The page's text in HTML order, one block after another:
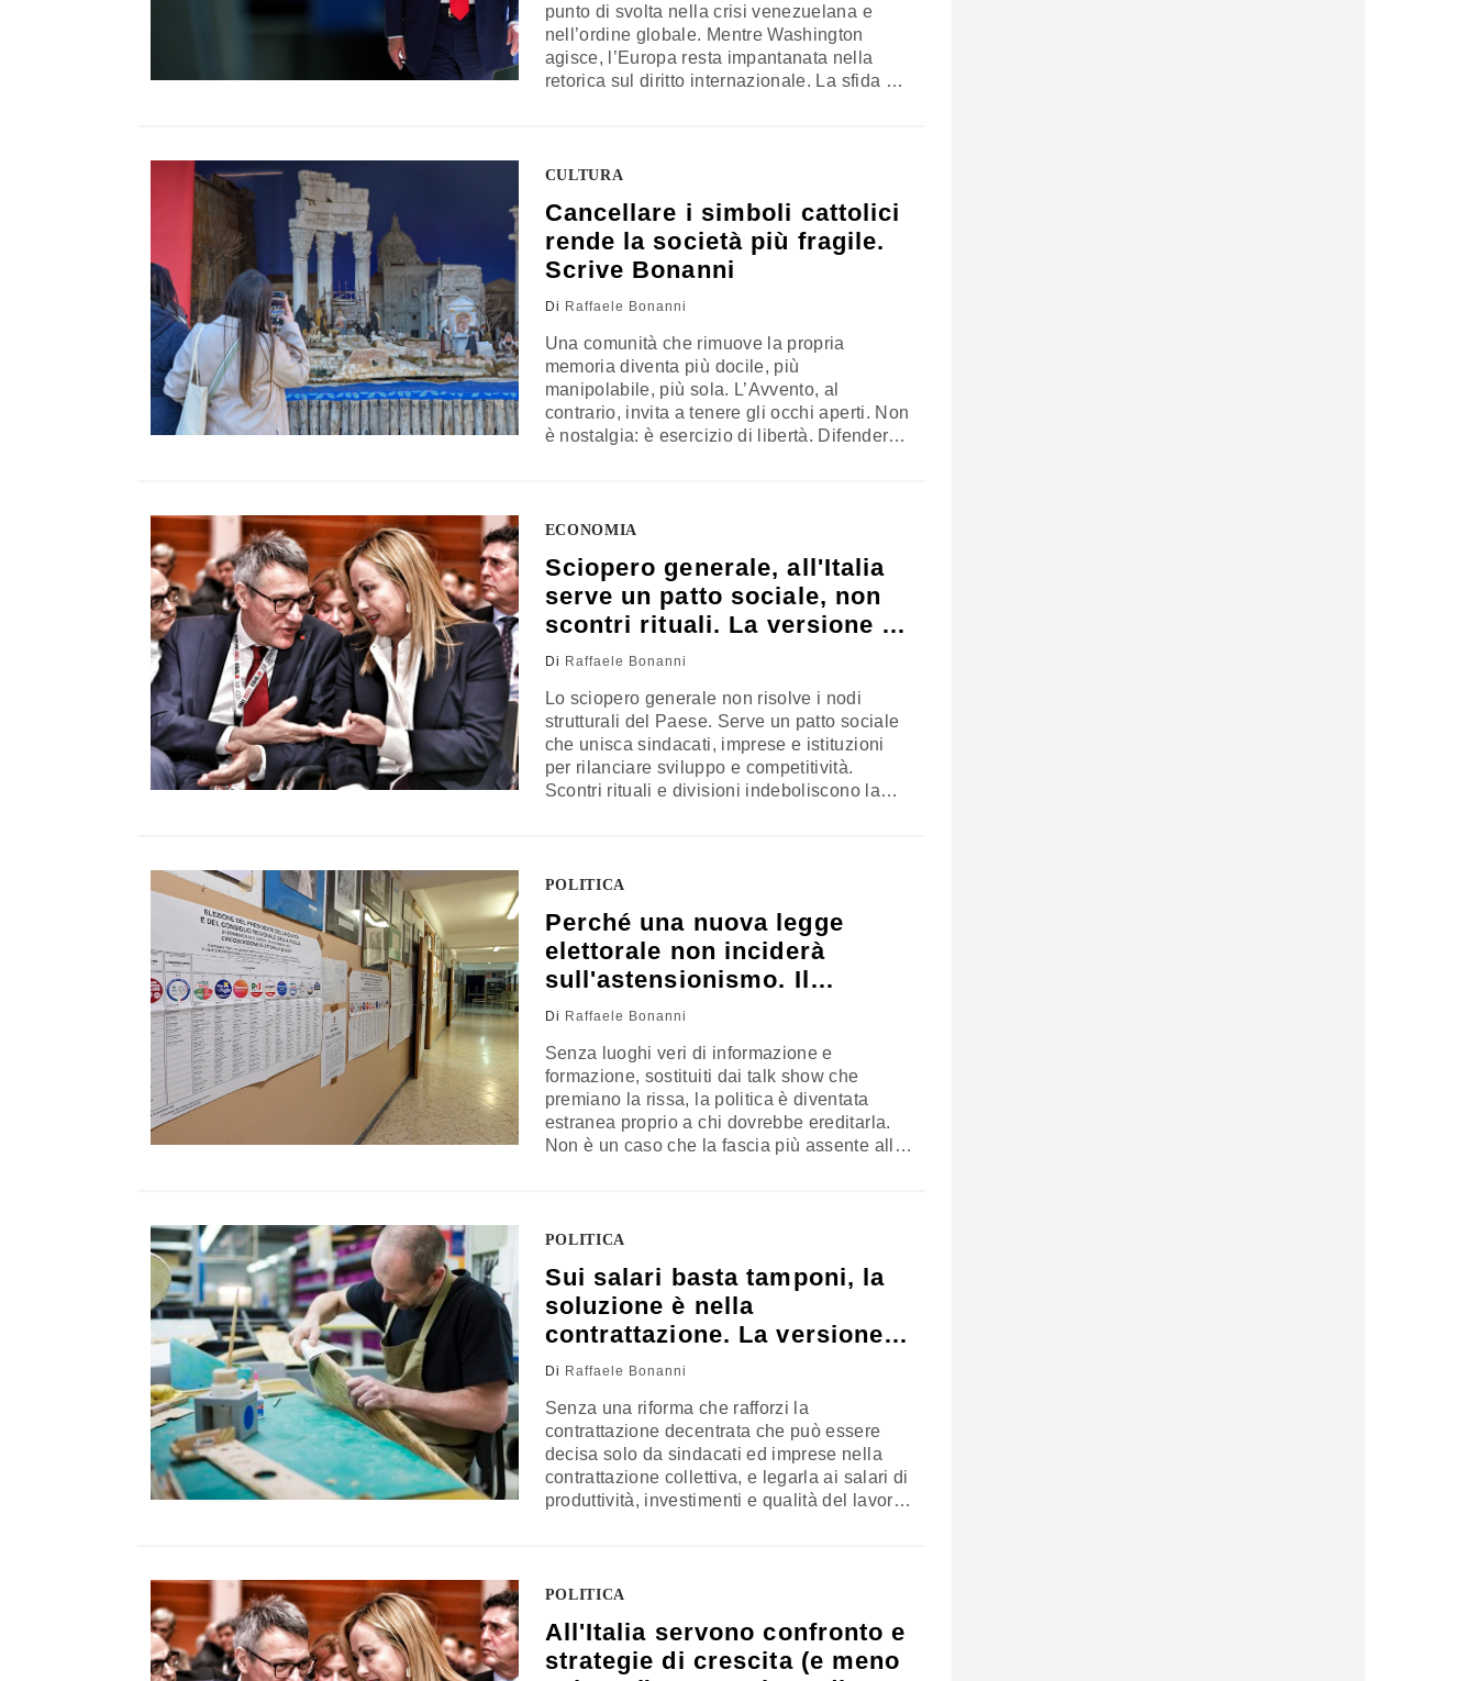
punto di svolta nella crisi venezuelana e
nell’ordine globale. Mentre Washington
agisce, l’Europa resta impantanata nella
retorica sul diritto internazionale. La sfida ora
fronte coeso contro le autocrazie. La
CULTURA
Cancellare i simboli cattolici
rende la società più fragile.
Scrive Bonanni
Di Raffaele Bonanni
Una comunità che rimuove la propria
memoria diventa più docile, più
manipolabile, più sola. L’Avvento, al
contrario, invita a tenere gli occhi aperti. Non
è nostalgia: è esercizio di libertà. Difendere
L’opinione di Raffaele Bonanni
ECONOMIA
Sciopero generale, all'Italia
serve un patto sociale, non
scontri rituali. La versione di
Bonanni
Di Raffaele Bonanni
Lo sciopero generale non risolve i nodi
strutturali del Paese. Serve un patto sociale
che unisca sindacati, imprese e istituzioni
per rilanciare sviluppo e competitività.
Scontri rituali e divisioni indeboliscono la
POLITICA
Perché una nuova legge
elettorale non inciderà
sull'astensionismo. Il
commento di Bonanni
Di Raffaele Bonanni
Senza luoghi veri di informazione e
formazione, sostituiti dai talk show che
premiano la rissa, la politica è diventata
estranea proprio a chi dovrebbe ereditarla.
Non è un caso che la fascia più assente alle
POLITICA
Sui salari basta tamponi, la
soluzione è nella
contrattazione. La versione
di Bonanni
Di Raffaele Bonanni
Senza una riforma che rafforzi la
contrattazione decentrata che può essere
decisa solo da sindacati ed imprese nella
contrattazione collettiva, e legarla ai salari di
produttività, investimenti e qualità del lavoro,
Bonanni
POLITICA
All'Italia servono confronto e
strategie di crescita (e meno